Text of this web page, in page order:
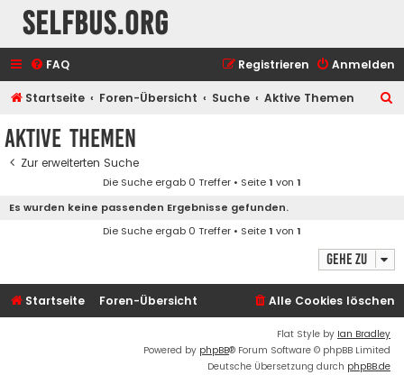
selfbus.org
FAQ Anmelden
Registrieren
Startseite Foren-Übersicht Suche Aktive Themen
Aktive Themen
Zur erweiterten Suche
Die Suche ergab 0 Treffer • Seite1 von 1
Es wurden keine passenden Ergebnisse gefunden.
Die Suche ergab 0 Treffer • Seite1 von 1
Gehe zu
Startseite Foren-Übersicht Alle Cookies löschen
Flat Style by Ian Bradley
Powered by phpBB® Forum Software © phpBB Limited
Deutsche Übersetzung durch phpBB.de